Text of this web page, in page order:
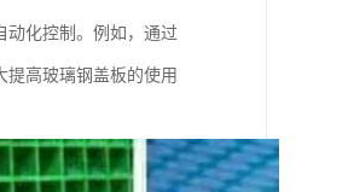
动化控制。例如，通过
提高玻璃钢盖板的使用